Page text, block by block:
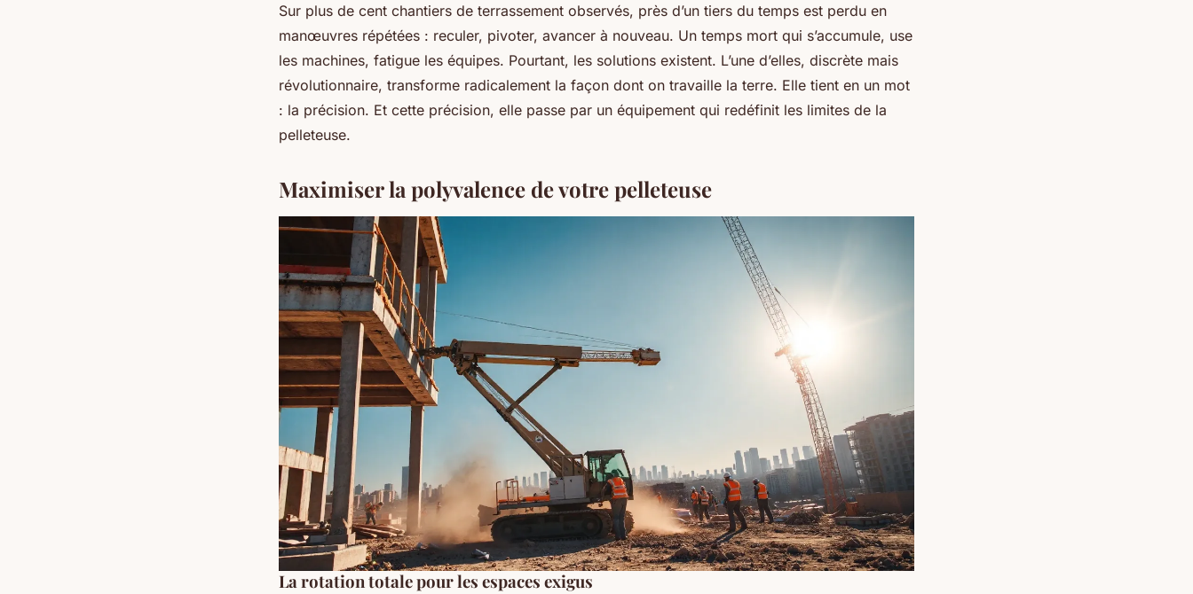
Sur plus de cent chantiers de terrassement observés, près d’un tiers du temps est perdu en
manœuvres répétées : reculer, pivoter, avancer à nouveau. Un temps mort qui s’accumule, use
les machines, fatigue les équipes. Pourtant, les solutions existent. L’une d’elles, discrète mais
révolutionnaire, transforme radicalement la façon dont on travaille la terre. Elle tient en un mot
: la précision. Et cette précision, elle passe par un équipement qui redéfinit les limites de la
pelleteuse.
Maximiser la polyvalence de votre pelleteuse
La rotation totale pour les espaces exigus